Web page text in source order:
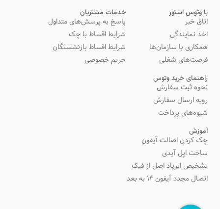
با وتوس استور
اتاق خبر
اخذ نمایندگی
همکاری با سازمان‌ها
فرصت‌های شغلی
خدمات مشتریان
پاسخ به پرسش‌های متداول
شرایط اقساط با چک
شرایط اقساط بازنشستگان
حریم خصوصی
راهنمای خرید وتوس
نحوه ثبت سفارش
رویه ارسال سفارش
شیوه‌های پرداخت
آموزش
چک کردن اصالت آیفون
ساخت اپل آیدی
تشخیص ایرپاد اصل از فیک
اتصال مجدد آیفون 14 به بعد